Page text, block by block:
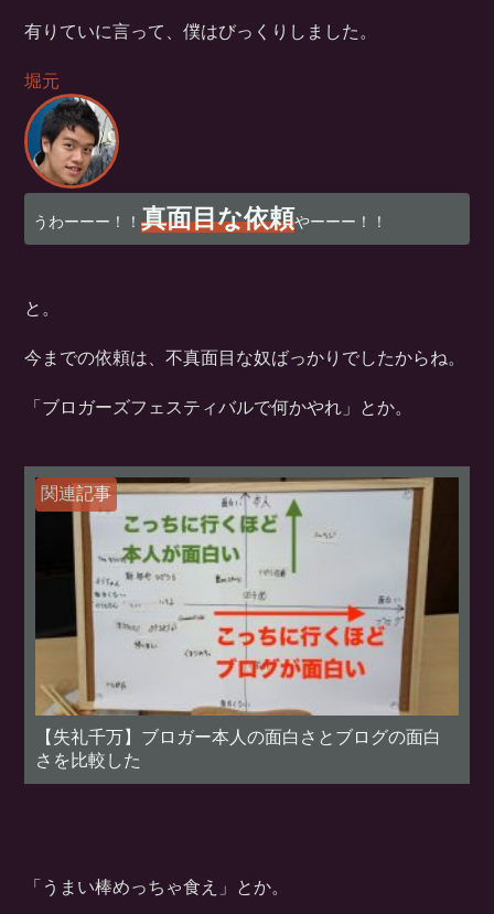
有りていに言って、僕はびっくりしました。
堀元
うわーーー！！真面目な依頼やーーー！！
と。
今までの依頼は、不真面目な奴ばっかりでしたからね。
「ブロガーズフェスティバルで何かやれ」とか。
関連記事
【失礼千万】ブロガー本人の面白さとブログの面白
さを比較した
「うまい棒めっちゃ食え」とか。